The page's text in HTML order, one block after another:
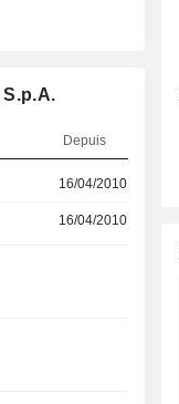
Depuis
16/04/2010
16/04/2010